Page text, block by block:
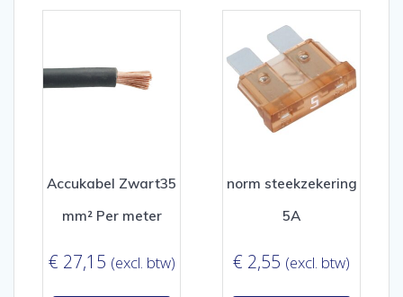
Accukabel Zwart35
mm² Per meter
€ 27,15 (excl. btw)
norm steekzekering
5A
€ 2,55 (excl. btw)